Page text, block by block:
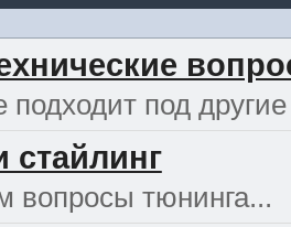
подходит под другие
стайлинг
вопросы тюнинга...